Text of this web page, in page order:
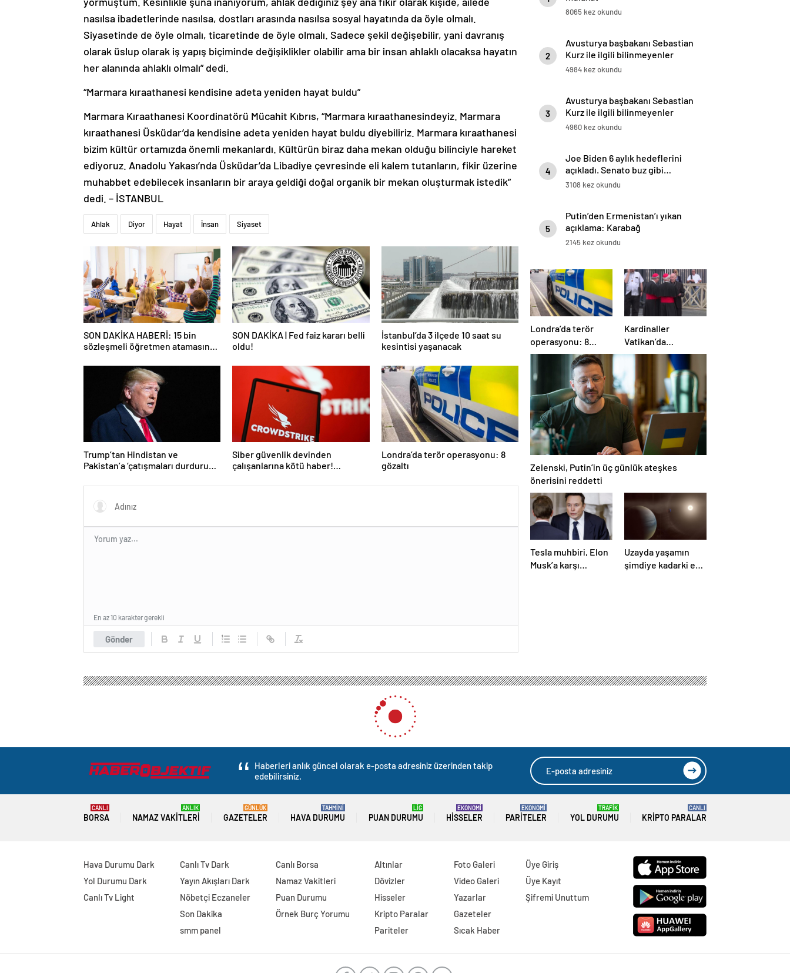
nasılsa ibadetlerinde nasılsa, dostları arasında nasılsa sosyal hayatında da öyle olmalı.
Siyasetinde de öyle olmalı, ticaretinde de öyle olmalı. Sadece şekil değişebilir, yani davranış
olarak üslup olarak iş yapış biçiminde değişiklikler olabilir ama bir insan ahlaklı olacaksa hayatın
her alanında ahlaklı olmalı” dedi.
“Marmara kıraathanesi kendisine adeta yeniden hayat buldu”
Marmara Kıraathanesi Koordinatörü Mücahit Kıbrıs, “Marmara kıraathanesindeyiz. Marmara
kıraathanesi Üsküdar’da kendisine adeta yeniden hayat buldu diyebiliriz. Marmara kıraathanesi
bizim kültür ortamızda önemli mekanlardı. Kültürün biraz daha mekan olduğu bilinciyle hareket
ediyoruz. Anadolu Yakası’nda Üsküdar’da Libadiye çevresinde eli kalem tutanların, fikir üzerine
muhabbet edebilecek insanların bir araya geldiği doğal organik bir mekan oluşturmak istedik”
dedi. – İSTANBUL
Ahlak Diyor Hayat İnsan Siyaset
SON DAKİKA HABERİ: 15 bin
sözleşmeli öğretmen atamasında
açıklandı
SON DAKİKA | Fed faiz kararı belli
oldu!
İstanbul’da 3 ilçede 10 saat su
kesintisi yaşanacak
Trump’tan Hindistan ve
Pakistan’a ‘çatışmaları durdurun’
Siber güvenlik devinden
çalışanlarına kötü haber!
Londra’da terör operasyonu: 8
gözaltı
Gönder
En az 10 karakter gerekli
8065 kez okundu
2
Avusturya başbakanı Sebastian
Kurz ile ilgili bilinmeyenler
4984 kez okundu
3
Avusturya başbakanı Sebastian
Kurz ile ilgili bilinmeyenler
4960 kez okundu
4
Joe Biden 6 aylık hedeflerini
açıkladı. Senato buz gibi…
3108 kez okundu
5
Putin’den Ermenistan’ı yıkan
açıklama: Karabağ
Azerbaycan’ın ayrılmaz bir
2145 kez okundu
Londra’da terör
operasyonu: 8
gözaltı
Kardinaller
Vatikan’da
toplanmaya başladı
Zelenski, Putin’in üç günlük ateşkes
önerisini reddetti
Tesla muhbiri, Elon
Musk’a karşı
Uzayda yaşamın
şimdiye kadarki en
Haberleri anlık güncel olarak e-posta adresiniz üzerinden takip
edebilirsiniz.
BORSA
CANLI
NAMAZ VAKITLERI
ANLIK
GAZETELER
GÜNLÜK
HAVA DURUMU
TAHMİNİ
PUAN DURUMU
LİG
HISSELER
EKONOMİ
PARITELER
EKONOMİ
YOL DURUMU
TRAFİK
KRIPTO PARALAR
CANLI
Hava Durumu Dark
Yol Durumu Dark
Canlı Tv Light
Canlı Tv Dark
Yayın Akışları Dark
Nöbetçi Eczaneler
Son Dakika
smm panel
Canlı Borsa
Namaz Vakitleri
Puan Durumu
Örnek Burç Yorumu
Altınlar
Dövizler
Hisseler
Kripto Paralar
Pariteler
Foto Galeri
Video Galeri
Yazarlar
Gazeteler
Sıcak Haber
Üye Giriş
Üye Kayıt
Şifremi Unuttum